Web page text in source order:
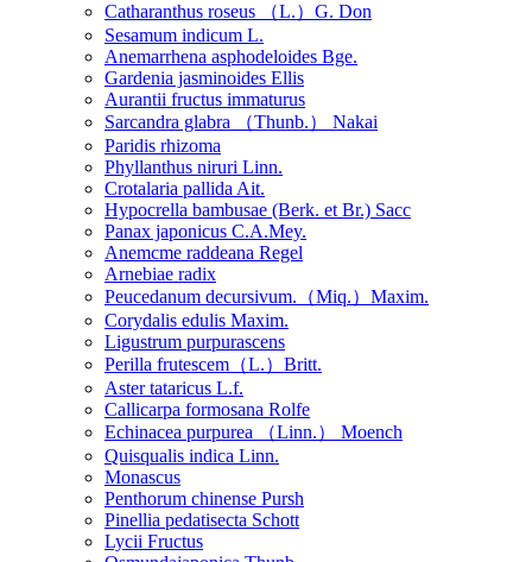
Catharanthus roseus （L.）G. Don
Sesamum indicum L.
Anemarrhena asphodeloides Bge.
Gardenia jasminoides Ellis
Aurantii fructus immaturus
Sarcandra glabra （Thunb.） Nakai
Paridis rhizoma
Phyllanthus niruri Linn.
Crotalaria pallida Ait.
Hypocrella bambusae (Berk. et Br.) Sacc
Panax japonicus C.A.Mey.
Anemcme raddeana Regel
Arnebiae radix
Peucedanum decursivum.（Miq.）Maxim.
Corydalis edulis Maxim.
Ligustrum purpurascens
Perilla frutescem（L.）Britt.
Aster tataricus L.f.
Callicarpa formosana Rolfe
Echinacea purpurea （Linn.） Moench
Quisqualis indica Linn.
Monascus
Penthorum chinense Pursh
Pinellia pedatisecta Schott
Lycii Fructus